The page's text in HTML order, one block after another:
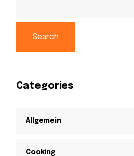
Search
Categories
Allgemein
Cooking